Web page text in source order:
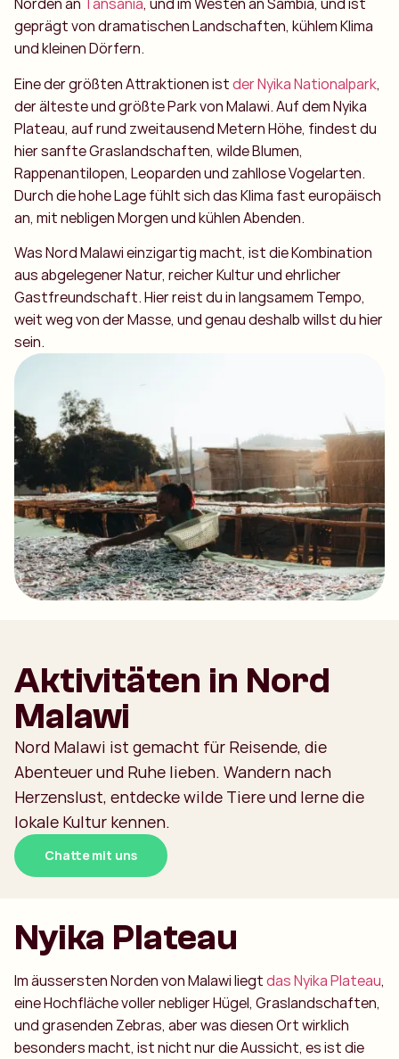
geprägt von dramatischen Landschaften, kühlem Klima
und kleinen Dörfern.
Eine der größten Attraktionen istder Nyika Nationalpark,
der älteste und größte Park von Malawi. Auf dem Nyika
Plateau, auf rund zweitausend Metern Höhe, findest du
hier sanfte Graslandschaften, wilde Blumen,
Rappenantilopen, Leoparden und zahllose Vogelarten.
Durch die hohe Lage fühlt sich das Klima fast europäisch
an, mit nebligen Morgen und kühlen Abenden.
Was Nord Malawi einzigartig macht, ist die Kombination
aus abgelegener Natur, reicher Kultur und ehrlicher
Gastfreundschaft. Hier reist du in langsamem Tempo,
weit weg von der Masse, und genau deshalb willst du hier
sein.
Aktivitäten in Nord
Malawi
Nord Malawi ist gemacht für Reisende, die
Abenteuer und Ruhe lieben. Wandern nach
Herzenslust, entdecke wilde Tiere und lerne die
lokale Kultur kennen.
Chatte mit uns
Nyika Plateau
Im äussersten Norden von Malawi liegtdas Nyika Plateau,
eine Hochfläche voller nebliger Hügel, Graslandschaften,
und grasenden Zebras, aber was diesen Ort wirklich
besonders macht, ist nicht nur die Aussicht, es ist die